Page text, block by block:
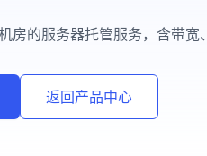
房的服务器托管服务，含带
返回产品中心